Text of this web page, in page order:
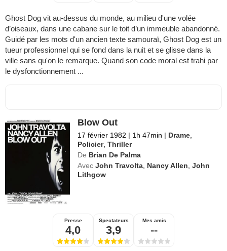
Ghost Dog vit au-dessus du monde, au milieu d'une volée
d’oiseaux, dans une cabane sur le toit d’un immeuble abandonné.
Guidé par les mots d'un ancien texte samouraï, Ghost Dog est un
tueur professionnel qui se fond dans la nuit et se glisse dans la
ville sans qu'on le remarque. Quand son code moral est trahi par
le dysfonctionnement ...
Blow Out
17 février 1982 | 1h 47min | Drame,
Policier,Thriller
De Brian De Palma
Avec John Travolta, Nancy Allen,John
Lithgow
Presse
4,0
Spectateurs
3,9
Mes amis
--